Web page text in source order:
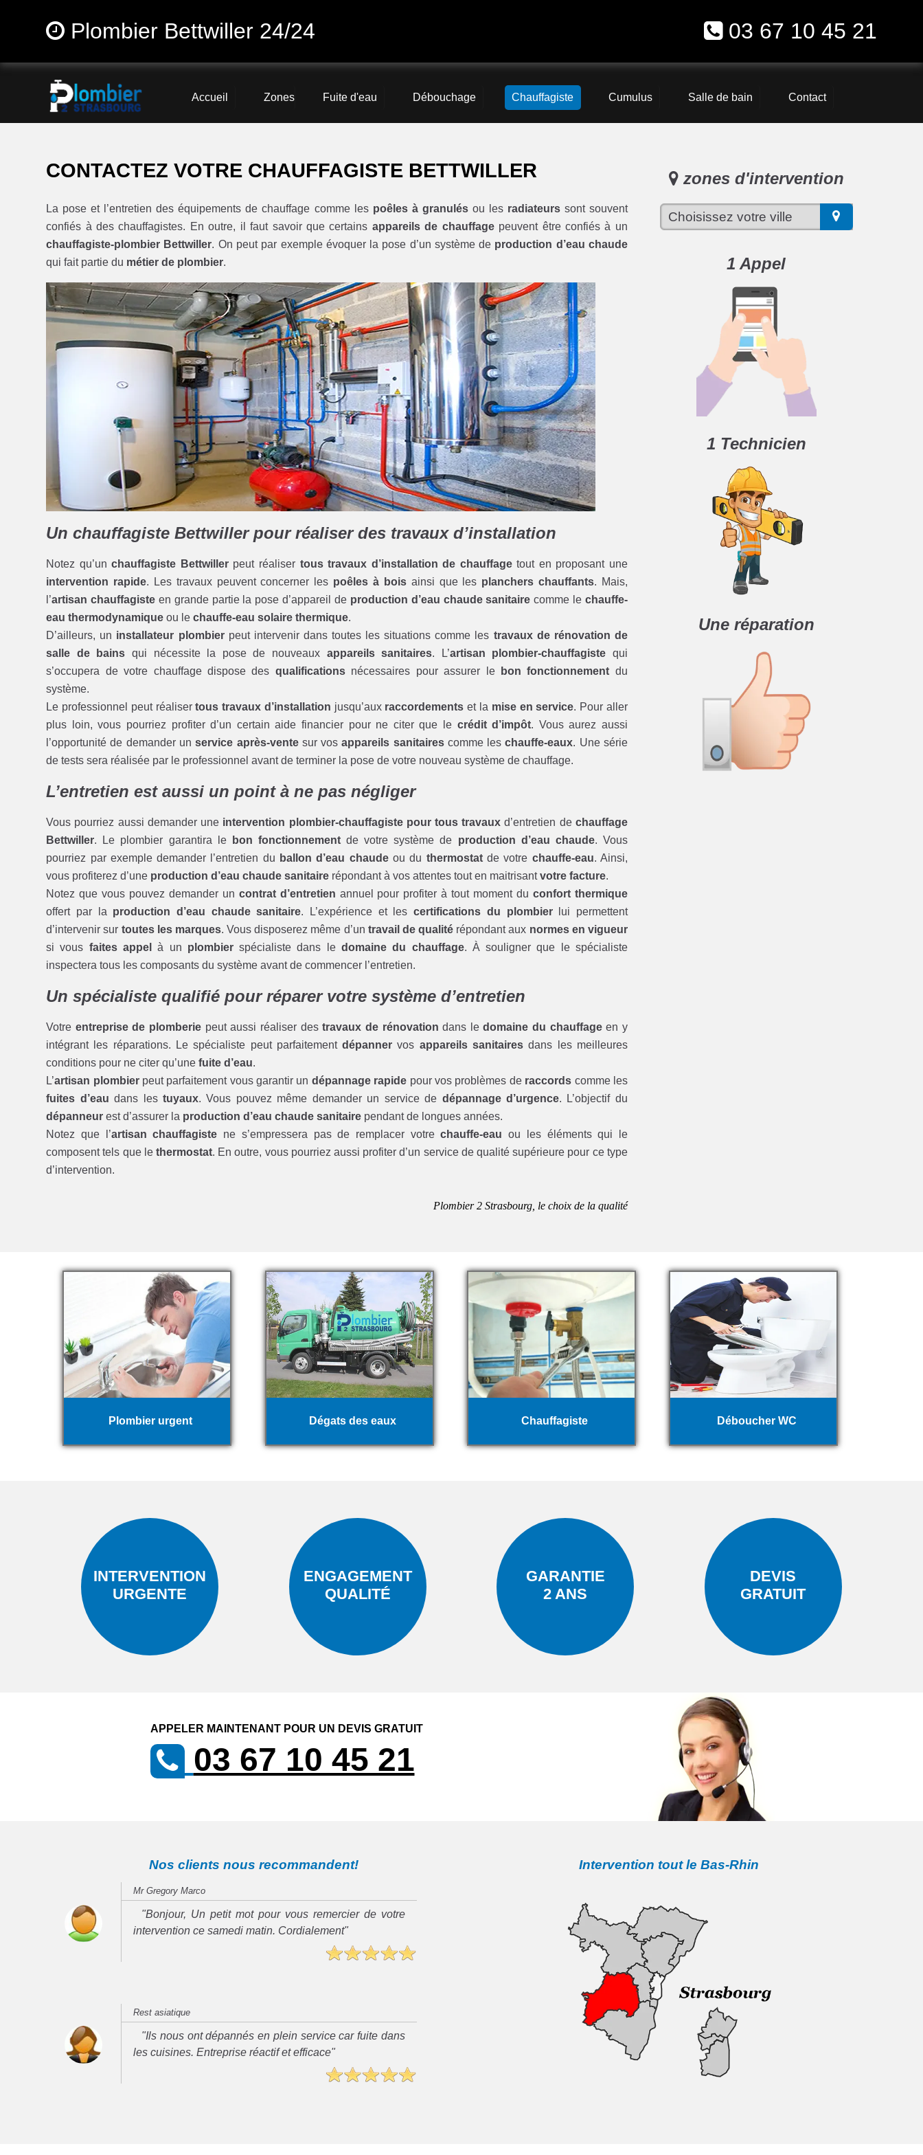
Plombier Bettwiller 24/24 03 67 10 45 21
Accueil Zones Fuite d'eau Débouchage Chauffagiste Cumulus Salle de bain Contact
CONTACTEZ VOTRE CHAUFFAGISTE BETTWILLER
La pose et l’entretien des équipements de chauffage comme les poêles à granulésou les radiateurssont souvent
confiés à des chauffagistes. En outre, il faut savoir que certains appareils de chauffagepeuvent être confiés à un
chauffagiste-plombier Bettwiller. On peut par exemple évoquer la pose d’un système de production d’eau chaude
qui fait partie du métier de plombier.
Un chauffagiste Bettwiller pour réaliser des travaux d’installation
Notez qu’unchauffagiste Bettwillerpeut réaliser tous travaux d’installation de chauffagetout en proposant une
intervention rapide. Les travaux peuvent concerner les poêles à boisainsi que les planchers chauffants. Mais,
l’artisan chauffagiste en grande partie la pose d’appareil de production d’eau chaude sanitaire comme le chauffe-
eau thermodynamique ou lechauffe-eau solaire thermique.
D’ailleurs, un installateur plombierpeut intervenir dans toutes les situations comme les travaux de rénovation de
salle de bains qui nécessite la pose de nouveaux appareils sanitaires. L’artisan plombier-chauffagiste qui
s’occupera de votre chauffage dispose des qualificationsnécessaires pour assurer le bon fonctionnement du
système.
Le professionnel peut réalisertous travaux d’installation jusqu’aux raccordements et la mise en service. Pour aller
plus loin, vous pourriez profiter d’un certain aide financier pour ne citer que le crédit d’impôt. Vous aurez aussi
l’opportunité de demander unservice après-ventesur vosappareils sanitairescomme leschauffe-eaux. Une série
de tests sera réalisée par le professionnel avant de terminer la pose de votre nouveau système de chauffage.
L’entretien est aussi un point à ne pas négliger
Vous pourriez aussi demander une intervention plombier-chauffagiste pour tous travaux d’entretien de chauffage
Bettwiller. Le plombier garantira le bon fonctionnementde votre système de production d’eau chaude. Vous
pourriez par exemple demander l’entretien du ballon d’eau chaudeou du thermostatde votre chauffe-eau. Ainsi,
vous profiterez d’une production d’eau chaude sanitaire répondant à vos attentes tout en maitrisantvotre facture.
Notez que vous pouvez demander un contrat d’entretien annuel pour profiter à tout moment du confort thermique
offert par la production d’eau chaude sanitaire. L’expérience et lescertifications du plombierlui permettent
d’intervenir sur toutes les marques. Vous disposerez même d’un travail de qualité répondant aux normes en vigueur
si vous faites appel à un plombierspécialiste dans le domaine du chauffage. À souligner que le spécialiste
inspectera tous les composants du système avant de commencer l’entretien.
Un spécialiste qualifié pour réparer votre système d’entretien
Votre entreprise de plomberie peut aussi réaliser destravaux de rénovation dans ledomaine du chauffageen y
intégrant les réparations. Le spécialiste peut parfaitementdépanner vos appareils sanitaires dans les meilleures
conditions pour ne citer qu’unefuite d’eau.
L’artisan plombierpeut parfaitement vous garantir un dépannage rapide pour vos problèmes de raccords comme les
fuites d’eau dans les tuyaux. Vous pouvez même demander un service de dépannage d’urgence. L’objectif du
dépanneur est d’assurer la production d’eau chaude sanitaire pendant de longues années.
Notez que l’artisan chauffagiste ne s’empressera pas de remplacer votrechauffe-eau ou les éléments qui le
composent tels que lethermostat. En outre, vous pourriez aussi profiter d’un service de qualité supérieure pour ce type
d’intervention.
Plombier 2 Strasbourg, le choix de la qualité
zones d'intervention
1 Appel
1 Technicien
Une réparation
Plombier urgent Dégats des eaux Chauffagiste Déboucher WC
INTERVENTION
URGENTE
ENGAGEMENT
QUALITÉ
GARANTIE
2 ANS
DEVIS
GRATUIT
APPELER MAINTENANT POUR UN DEVIS GRATUIT
03 67 10 45 21
Nos clients nous recommandent!
Mr Gregory Marco
"Bonjour, Un petit mot pour vous remercier de votre
intervention ce samedi matin. Cordialement"
Rest asiatique
"Ils nous ont dépannés en plein service car fuite dans
les cuisines. Entreprise réactif et efficace"
Intervention tout le Bas-Rhin